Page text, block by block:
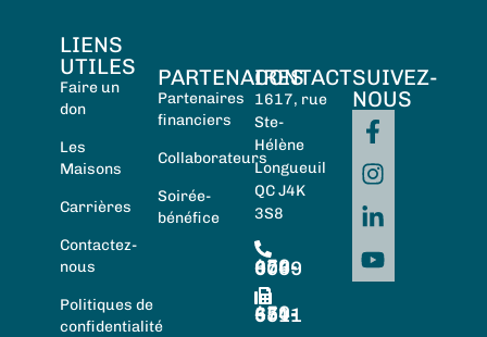
LIENS
UTILES
Faire un
don
Les
Maisons
Carrières
Contactez-
nous
Politiques de
confidentialité
PARTENAIRES
Partenaires
financiers
Collaborateurs
Soirée-
bénéfice
CONTACT
1617, rue
Ste-
Hélène
Longueuil
QC J4K
3S8
450-674-0059
450-674-5511
SUIVEZ-
NOUS